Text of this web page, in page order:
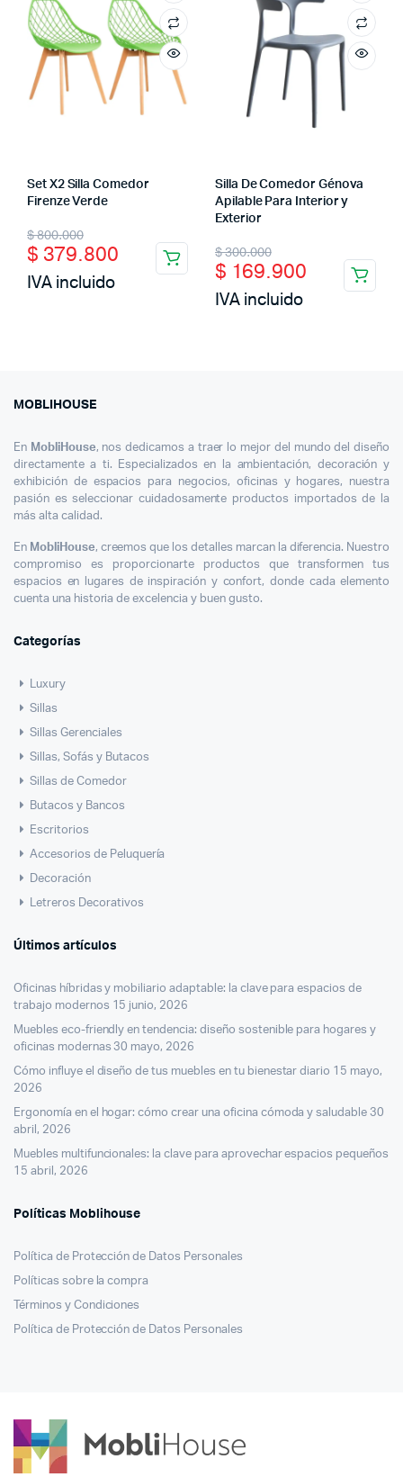
Set X2 Silla Comedor
Firenze Verde
$800.000
Original
price
was:
$ 379.800
Current
price
is:
IVA incluido
Silla De Comedor Génova
Apilable Para Interior y
Exterior
$300.000
Original
price
was:
$ 169.900
Current
price
is:
IVA incluido
MOBLIHOUSE
En MobliHouse, nos dedicamos a traer lo mejor del mundo del diseño
directamente a ti. Especializados en la ambientación, decoración y
exhibición de espacios para negocios, oficinas y hogares, nuestra
pasión es seleccionar cuidadosamente productos importados de la
más alta calidad.
En MobliHouse, creemos que los detalles marcan la diferencia. Nuestro
compromiso es proporcionarte productos que transformen tus
espacios en lugares de inspiración y confort, donde cada elemento
cuenta una historia de excelencia y buen gusto.
Categorías
Luxury
Sillas
Sillas Gerenciales
Sillas, Sofás y Butacos
Sillas de Comedor
Butacos y Bancos
Escritorios
Accesorios de Peluquería
Decoración
Letreros Decorativos
Últimos artículos
Oficinas híbridas y mobiliario adaptable: la clave para espacios de
trabajo modernos 15 junio, 2026
Muebles eco-friendly en tendencia: diseño sostenible para hogares y
oficinas modernas 30 mayo, 2026
Cómo influye el diseño de tus muebles en tu bienestar diario 15 mayo,
2026
Ergonomía en el hogar: cómo crear una oficina cómoda y saludable 30
abril, 2026
Muebles multifuncionales: la clave para aprovechar espacios pequeños
15 abril, 2026
Políticas Moblihouse
Política de Protección de Datos Personales
Políticas sobre la compra
Términos y Condiciones
Política de Protección de Datos Personales